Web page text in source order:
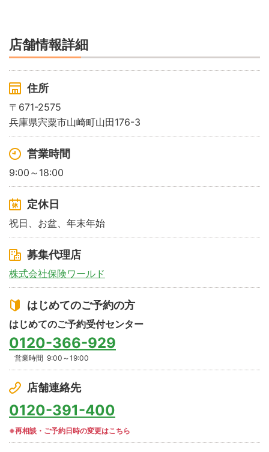
店舗情報詳細
住所
〒671-2575
兵庫県宍粟市山崎町山田176-3
営業時間
9:00～18:00
定休日
祝日、お盆、年末年始
募集代理店
株式会社保険ワールド
はじめてのご予約の方
はじめてのご予約受付センター
0120-366-929
営業時間 9:00～19:00
店舗連絡先
0120-391-400
※再相談・ご予約日時の変更はこちら